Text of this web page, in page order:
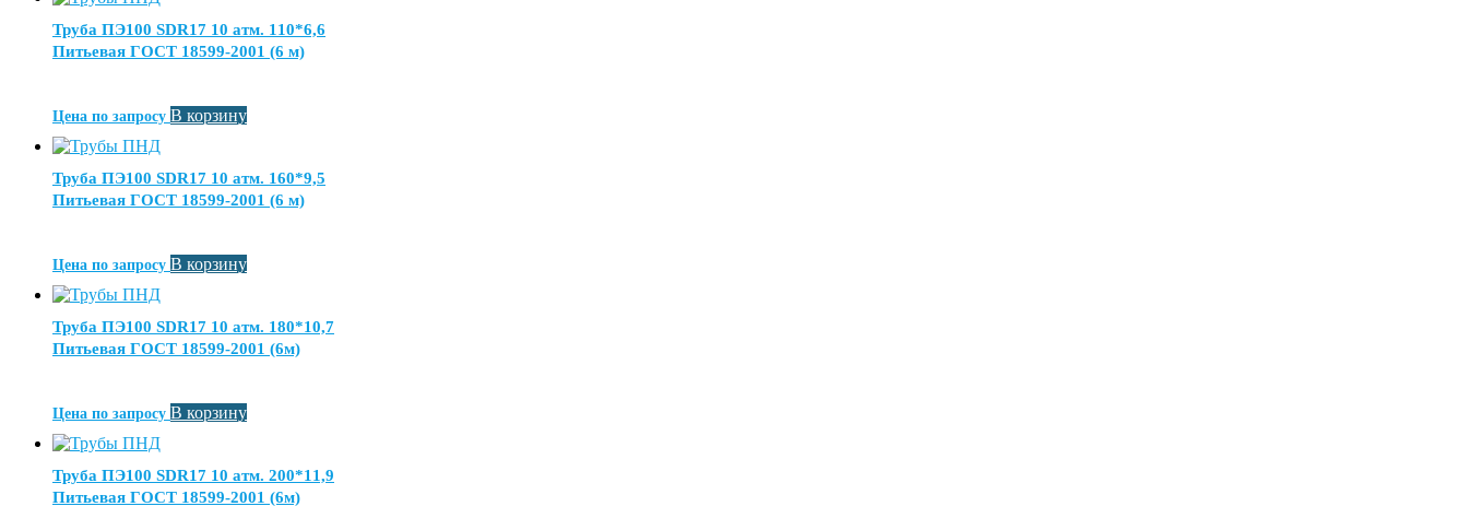
Труба ПЭ100 SDR17 10 атм. 110*6,6
Питьевая ГОСТ 18599-2001 (6 м)
Цена по запросу В корзину
Труба ПЭ100 SDR17 10 атм. 160*9,5
Питьевая ГОСТ 18599-2001 (6 м)
Цена по запросу В корзину
Труба ПЭ100 SDR17 10 атм. 180*10,7
Питьевая ГОСТ 18599-2001 (6м)
Цена по запросу В корзину
Труба ПЭ100 SDR17 10 атм. 200*11,9
Питьевая ГОСТ 18599-2001 (6м)